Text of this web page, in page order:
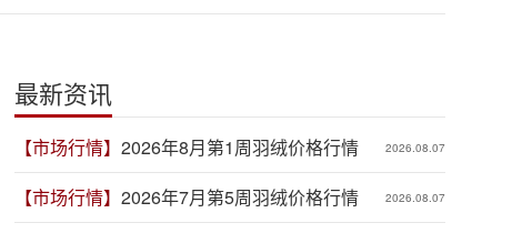
最新资讯
【市场行情】 2026年8月第1周羽绒价格行情 2026.08.07
【市场行情】 2026年7月第5周羽绒价格行情 2026.08.07